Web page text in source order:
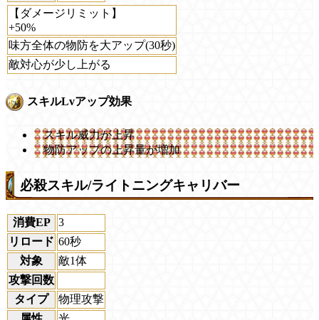
【ダメージリミット】
+50%
味方全体の物防を大アップ(30秒)
敵対心が少し上がる
スキルLvアップ効果
スキル威力が上昇
物防アップの上昇量が増加
必殺スキル/ライトニングキャリバー
消費EP
3
リロード 60秒
対象
敵1体
攻撃回数
タイプ
物理攻撃